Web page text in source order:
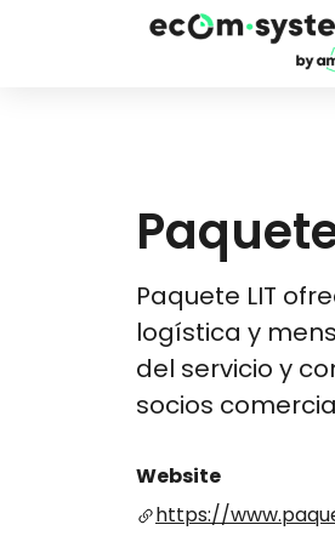
Paquete LIT
logística y
del servicio y
socios
Website
https://